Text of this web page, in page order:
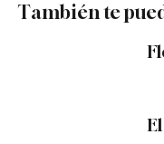
También te